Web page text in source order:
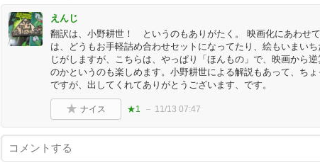
えんじ
翻訳は、小野耕世！ というのもありがたく。 映画化にあわせ
は、どうもお手軽詰め合わせセットになってたり、絵もいまい
じがしますが、こちらは、やっぱり「ほんもの」で、映画から
のかというのも楽しめます。小野耕世による解説もあって、ち
ですが、出してくれてありがとうございます、です。
ナイス ★1 11/13 07:47